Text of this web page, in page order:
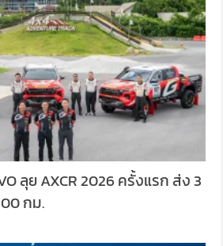
ลุย AXCR 2026 ครั้งแรก ส่ง 3
กม.